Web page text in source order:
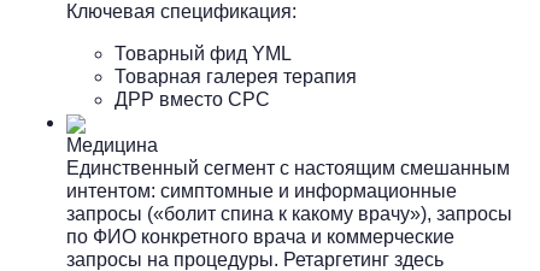
Ключевая спецификация:
Товарный фид YML
Товарная галерея терапия
ДРР вместо CPC
Медицина
Единственный сегмент с настоящим смешанным
интентом: симптомные и информационные
запросы («болит спина к какому врачу»), запросы
по ФИО конкретного врача и коммерческие
запросы на процедуры. Ретаргетинг здесь